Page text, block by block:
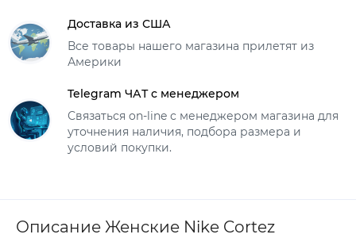
Доставка из США
Все товары нашего магазина прилетят из
Америки
Telegram ЧАТ с менеджером
Связаться on-line с менеджером магазина для
уточнения наличия, подбора размера и
условий покупки.
Описание Женские Nike Cortez